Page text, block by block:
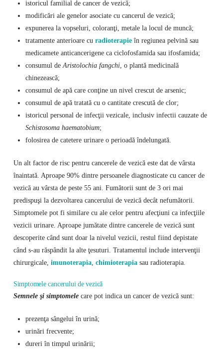
istoricul familial de cancer de vezică;
modificări ale genelor asociate cu cancerul de vezică;
expunerea la vopseluri, coloranţi, metale la locul de muncă;
tratamente anterioare cu radioterapieîn regiunea pelvină sau
medicamete anticancerigene ca ciclofosfamida sau ifosfamida;
consumul de Aristolochia fangchi, o plantă medicinală
chinezească;
consumul de apă care conţine un nivel crescut de arsenic;
consumul de apă tratată cu o cantitate crescută de clor;
istoricul personal de infecţii vezicale, inclusiv infectii cauzate de
Schistosoma haematobium;
folosirea de catetere urinare o perioadă îndelungată.
Un alt factor de risc pentru cancerele de vezică este dat de vârsta
înaintată. Aproape 90% dintre persoanele diagnosticate cu cancer de
vezică au vârsta de peste 55 ani. Fumătorii sunt de 3 ori mai
predispuşi la dezvoltarea cancerului de vezică decât nefumătorii.
Simptomele pot fi similare cu ale celor pentru afecţiuni ca infecţiile
vezicii urinare. Aproape jumătate dintre cancerele de vezică sunt
descoperite când sunt doar la nivelul vezicii, restul fiind depistate
când s-au răspândit la alte ţesuturi. Tratamentul include intervenţii
chirurgicale, imunoterapia, chimioterapiasau radioterapia.
Simptomele cancerului de vezică
Semnele şi simptomele care pot indica un cancer de vezică sunt:
prezenţa sângelui în urină;
urinări frecvente;
dureri în timpul urinării;